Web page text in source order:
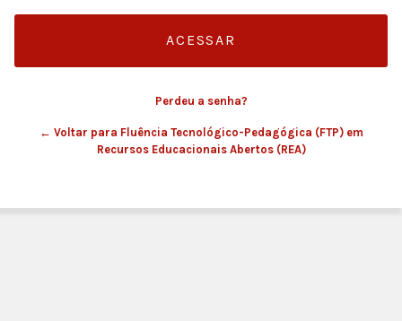
Perdeu a senha?
← Voltar para Fluência Tecnológico-Pedagógica (FTP) em
Recursos Educacionais Abertos (REA)